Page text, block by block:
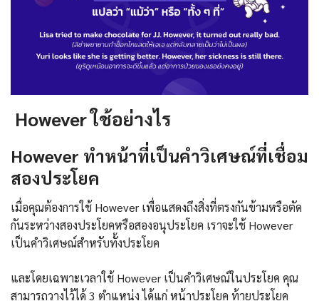
However ใช้อย่างไร
However ทำหน้าที่เป็นคำวิเศษณ์ที่เชื่อม
สองประโยค
เมื่อคุณต้องการใช้ However เพื่อแสดงถึงสิ่งที่ตรงกันข้ามหรือตัด
กันระหว่างสองประโยคหรือสองอนุประโยค เราจะใช้ However
เป็นคำวิเศษณ์สำหรับทั้งประโยค
และโดยเฉพาะเวลาใช้ However เป็นคำวิเศษณ์ในประโยค คุณ
สามารถวางไว้ได้ 3 ตำแหน่ง ได้แก่ หน้าประโยค ท้ายประโยค